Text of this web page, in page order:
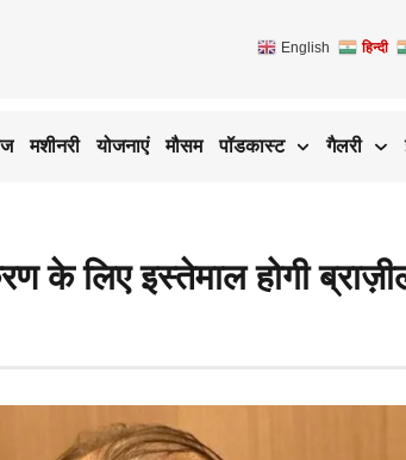
English हिन्दी
मशीनरी योजनाएं मौसम पॉडकास्ट गैलरी
लिए इस्तेमाल होगी